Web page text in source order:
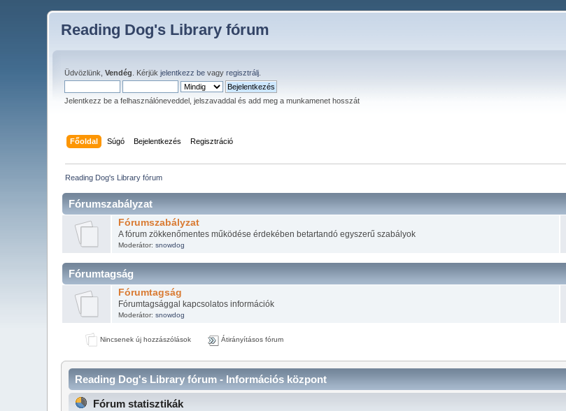
Reading Dog's Library fórum
Üdvözlünk,Vendég . Kérjükjelentkezz be vagyregisztrálj
Jelentkezz be a felhasználóneveddel, jelszavaddal és add meg a munkamenet hosszát
Főoldal Súgó Bejelentkezés Regisztráció
Reading Dog's Library fórum
Fórumszabályzat
Fórumszabályzat
A fórum zökkenőmentes működése érdekében betartandó egyszerű szabályok
Moderátor: snowdog
Fórumtagság
Fórumtagság
Fórumtagsággal kapcsolatos információk
Moderátor: snowdog
Nincsenek új hozzászólások Átirányításos fórum
Reading Dog's Library fórum - Információs központ
Fórum statisztikák